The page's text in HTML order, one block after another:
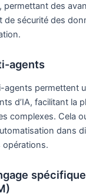
permettant des
de sécurité des
agents
agents permettent
d’IA, facilitant la
complexes. Cela
dans
opérations.